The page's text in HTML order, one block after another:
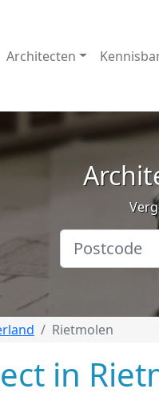
Architecten
Rietmolen
in